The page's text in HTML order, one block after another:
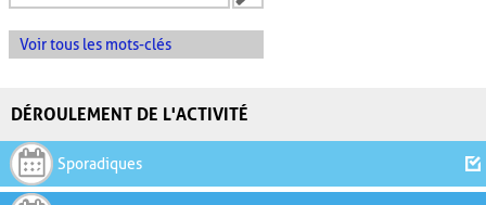
Voir tous les mots-clés
DÉROULEMENT DE L'ACTIVITÉ
Sporadiques